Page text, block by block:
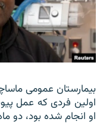
بیمارستان عمومی
اولین فردی که عمل
او انجام شده بود، دو